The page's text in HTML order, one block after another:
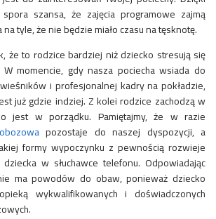
szansa, że zajęcia programowe zajmą
tyle, że nie będzie miało czasu na tęsknotę.
że to rodzice bardziej niż dziecko stresują się
momencie, gdy nasza pociecha wsiada do
i profesjonalnej kadry na pokładzie,
już gdzie indziej. Z kolei rodzice zachodzą w
jest w porządku. Pamiętajmy, że w razie
pozostaje do naszej dyspozycji, a
formy wypoczynku z pewnością rozwieje
w słuchawce telefonu. Odpowiadając
ma powodów do obaw, ponieważ dziecko
wykwalifikowanych i doświadczonych